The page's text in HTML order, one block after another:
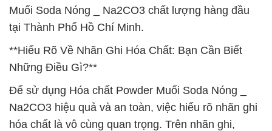
Muối Soda Nóng _ Na2CO3 chất lượng hàng đầu
tại Thành Phố Hồ Chí Minh.
**Hiểu Rõ Về Nhãn Ghi Hóa Chất: Bạn Cần Biết
Những Điều Gì?**
Để sử dụng Hóa chất Powder Muối Soda Nóng _
Na2CO3 hiệu quả và an toàn, việc hiểu rõ nhãn ghi
hóa chất là vô cùng quan trọng. Trên nhãn ghi,